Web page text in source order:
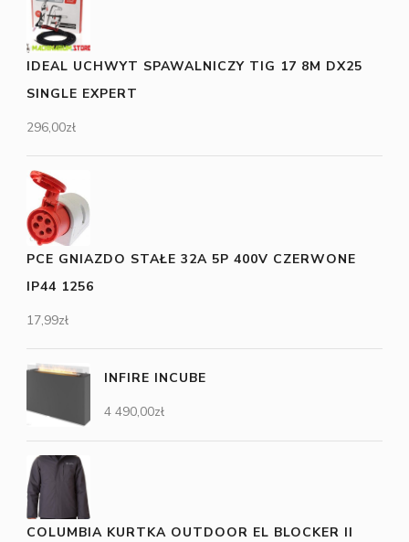
IDEAL UCHWYT SPAWALNICZY TIG 17 8M DX25
SINGLE EXPERT
296,00zł
PCE GNIAZDO STAŁE 32A 5P 400V CZERWONE
IP44 1256
17,99zł
INFIRE INCUBE
4 490,00zł
COLUMBIA KURTKA OUTDOOR EL BLOCKER II